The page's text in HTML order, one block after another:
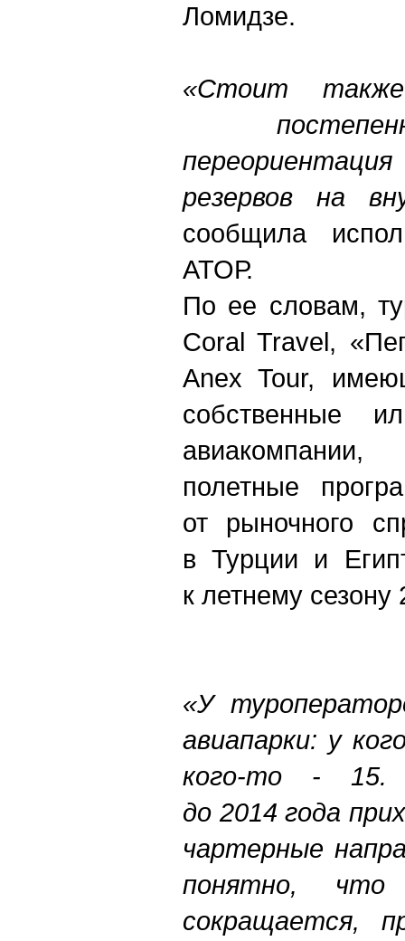
Ломидзе.
«Стоит
резервов на
сообщила
АТОР.
По ее словам,
Coral Travel,
Anex Tour,
собственные
полетные
от рыночного
в Турции и
к летнему сезону
«У
авиапарки: у
кого-то - 15.
до 2014 года
чартерные
понятно, что
сокращается,